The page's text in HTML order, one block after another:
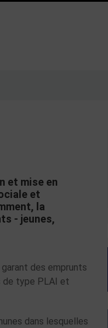
et mise en
et
la
- jeunes,
des emprunts
de type PLAI et
dans lesquelles